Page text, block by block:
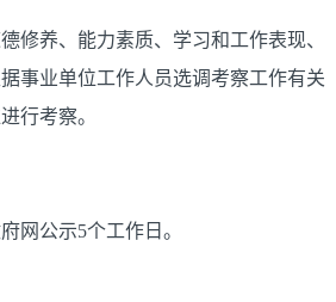
修养、能力素质、学习和工作表现、
事业单位工作人员选调考察工作有关
行考察。
网公示5个工作日。